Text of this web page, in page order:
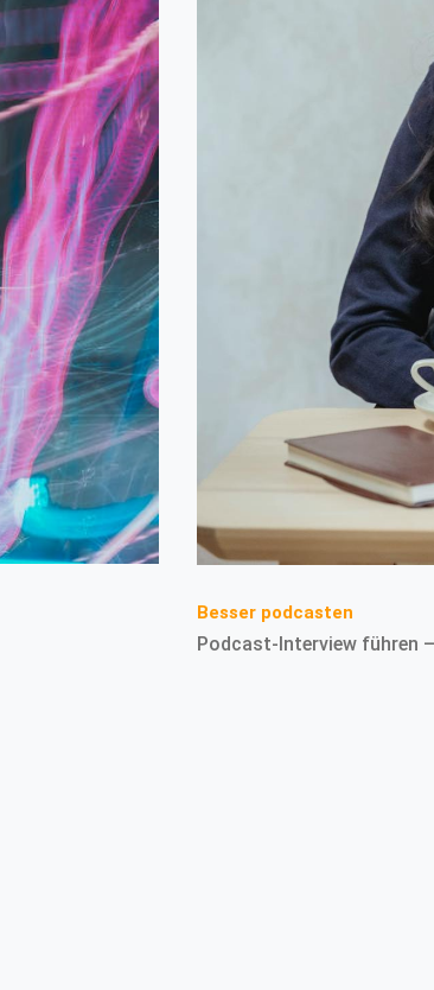
Besser podcasten
Podcast-Interview führen